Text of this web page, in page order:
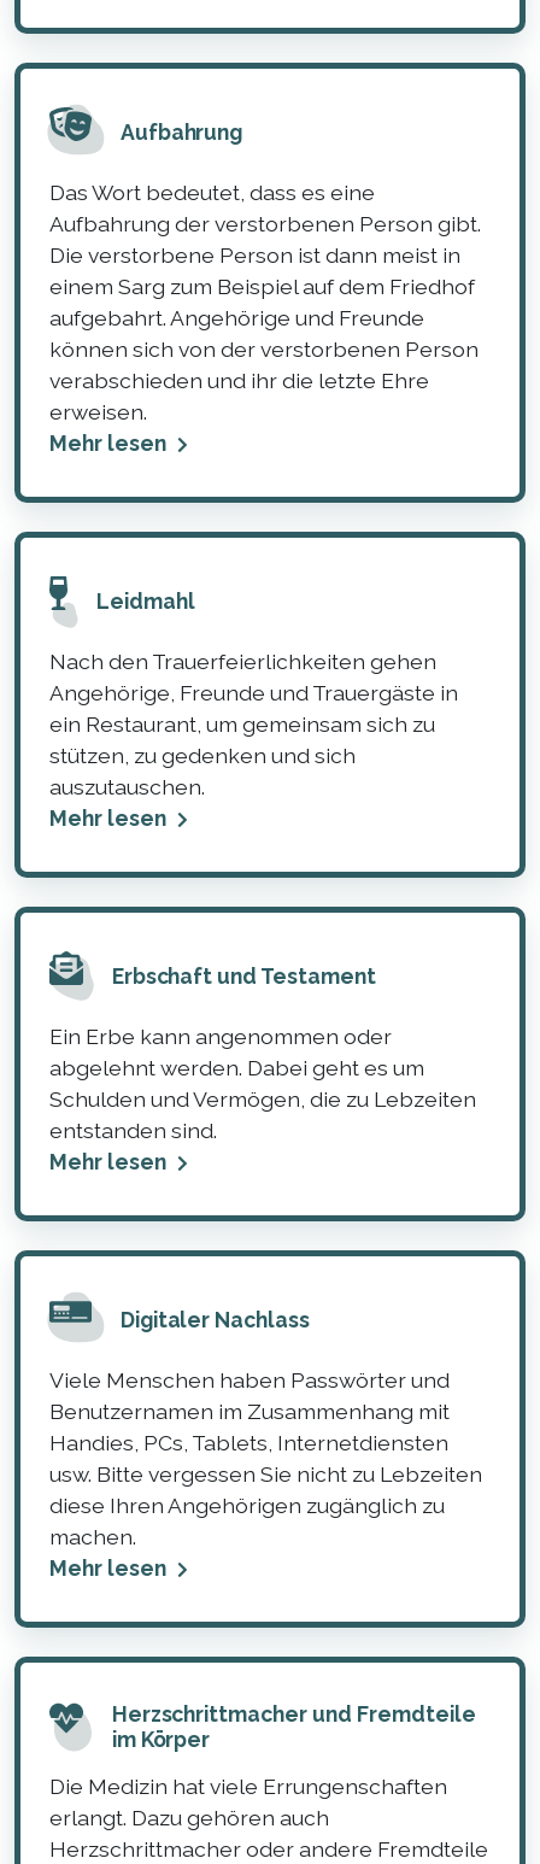
Aufbahrung
Das Wort bedeutet, dass es eine
Aufbahrung der verstorbenen Person gibt.
Die verstorbene Person ist dann meist in
einem Sarg zum Beispiel auf dem Friedhof
aufgebahrt. Angehörige und Freunde
können sich von der verstorbenen Person
verabschieden und ihr die letzte Ehre
erweisen.
Mehr lesen
Leidmahl
Nach den Trauerfeierlichkeiten gehen
Angehörige, Freunde und Trauergäste in
ein Restaurant, um gemeinsam sich zu
stützen, zu gedenken und sich
auszutauschen.
Mehr lesen
Erbschaft und Testament
Ein Erbe kann angenommen oder
abgelehnt werden. Dabei geht es um
Schulden und Vermögen, die zu Lebzeiten
entstanden sind.
Mehr lesen
Digitaler Nachlass
Viele Menschen haben Passwörter und
Benutzernamen im Zusammenhang mit
Handies, PCs, Tablets, Internetdiensten
usw. Bitte vergessen Sie nicht zu Lebzeiten
diese Ihren Angehörigen zugänglich zu
machen.
Mehr lesen
Herzschrittmacher und Fremdteile
im Körper
Die Medizin hat viele Errungenschaften
erlangt. Dazu gehören auch
Herzschrittmacher oder andere Fremdteile